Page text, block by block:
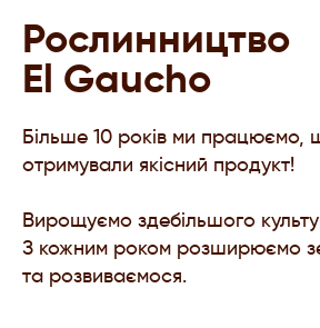
Рослинництво
El Gaucho
Більше 10 років ми працюємо,
отримували якісний продукт!
Вирощуємо здебільшого
З кожним роком розширюємо
та розвиваємося.